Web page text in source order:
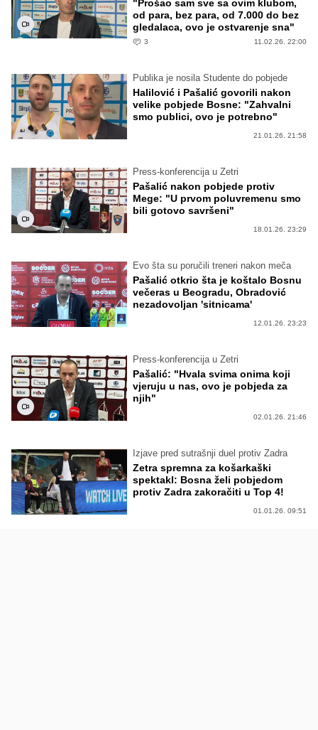
"Prošao sam sve sa ovim klubom,
od para, bez para, od 7.000 do bez
gledalaca, ovo je ostvarenje sna"
3 11.02.26. 22:00
Publika je nosila Studente do pobjede
Halilović i Pašalić govorili nakon
velike pobjede Bosne: "Zahvalni
smo publici, ovo je potrebno"
21.01.26. 21:58
Press-konferencija u Zetri
Pašalić nakon pobjede protiv
Mege: "U prvom poluvremenu smo
bili gotovo savršeni"
18.01.26. 23:29
Evo šta su poručili treneri nakon meča
Pašalić otkrio šta je koštalo Bosnu
večeras u Beogradu, Obradović
nezadovoljan 'sitnicama'
12.01.26. 23:23
Press-konferencija u Zetri
Pašalić: "Hvala svima onima koji
vjeruju u nas, ovo je pobjeda za
njih"
02.01.26. 21:46
Izjave pred sutrašnji duel protiv Zadra
Zetra spremna za košarkaški
spektakl: Bosna želi pobjedom
protiv Zadra zakoračiti u Top 4!
01.01.26. 09:51